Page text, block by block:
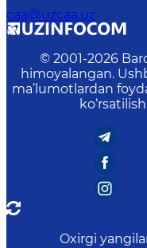
caa@uzcaa.uz
© 2001-2026
himoyalangan.
ma’lumotlardan
Oxirgi